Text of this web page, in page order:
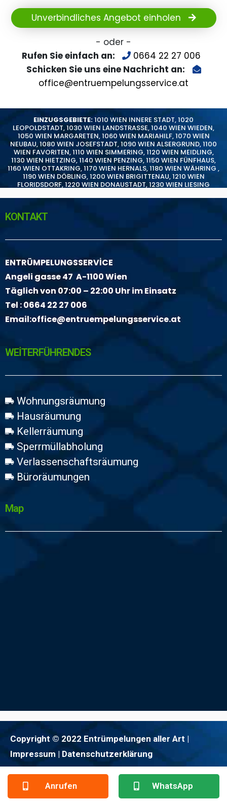
Unverbindliches Angebot einholen
- oder -
Rufen Sie einfach an:
0664 22 27 006
Schicken Sie uns eine Nachricht an:
office@entruempelungsservice.at
EINZUGSGEBIETE:1010 WIEN INNERE STADT,1020
LEOPOLDSTADT,1030 WIEN LANDSTRASSE,1040 WIEN WIEDEN,
1050 WIEN MARGARETEN,1060 WIEN MARIAHILF,1070 WIEN
NEUBAU,1080 WIEN JOSEFSTADT,1090 WIEN ALSERGRUND,1100
WIEN FAVORITEN,1110 WIEN SIMMERING,1120 WIEN MEIDLING,
1130 WIEN HIETZING,1140 WIEN PENZING,1150 WIEN FÜNFHAUS,
1160 WIEN OTTAKRING,1170 WIEN HERNALS,1180 WIEN WÄHRING ,
1190 WIEN DÖBLING,1200 WIEN BRIGITTENAU,1210 WIEN
FLORIDSDORF,1220 WIEN DONAUSTADT,1230 WIEN LIESING
KONTAKT
ENTRÜMPELUNGSSERVİCE
Angeli gasse 47 A-1100 Wien
Täglich von 07:00 – 22:00 Uhr im Einsatz
Tel :0664 22 27 006
Email:office@entruempelungsservice.at
WEİTERFÜHRENDES
Wohnungsräumung
Hausräumung
Kellerräumung
Sperrmüllabholung
Verlassenschaftsräumung
Büroräumungen
Map
Copyright © 2022 Entrümpelungen aller Art |
Impressum | Datenschutzerklärung
Anrufen WhatsApp